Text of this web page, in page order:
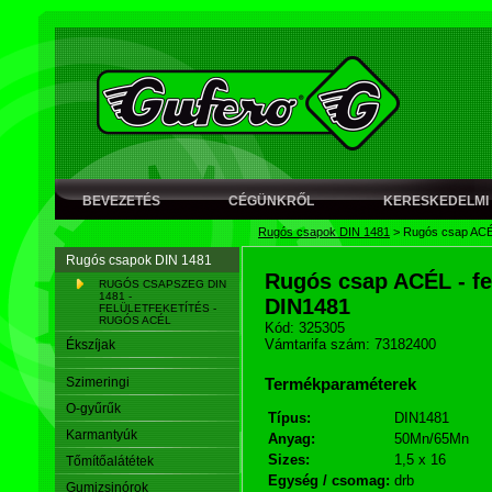
BEVEZETÉS CÉGÜNKRŐL KERESKEDELMI
Rugós csapok DIN 1481 > Rugós csap
Rugós csapok DIN 1481
RUGÓS CSAPSZEG DIN
1481 -
FELÜLETFEKETÍTÉS -
RUGÓS ACÉL
Ékszíjak
Szimeringi
O-gyűrűk
Karmantyúk
Tőmítőalátétek
Gumizsinórok
Rugós csap ACÉL -
DIN1481
Kód: 325305
Vámtarifa szám: 73182400
Termékparaméterek
Típus:
DIN1481
Anyag:
50Mn/65Mn
Sizes:
1,5 x 16
Egység / csomag: drb